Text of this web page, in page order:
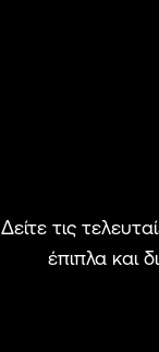
Δείτε τις
έπιπλα και